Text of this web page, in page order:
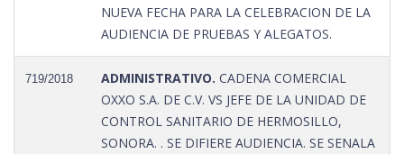
NUEVA FECHA PARA LA CELEBRACION DE LA
AUDIENCIA DE PRUEBAS Y ALEGATOS.
719/2018 ADMINISTRATIVO. CADENA COMERCIAL
OXXO S.A. DE C.V. VS JEFE DE LA UNIDAD DE
CONTROL SANITARIO DE HERMOSILLO,
SONORA. . SE DIFIERE AUDIENCIA. SE SENALA